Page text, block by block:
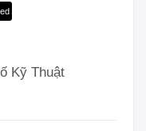
Kỹ Thuật